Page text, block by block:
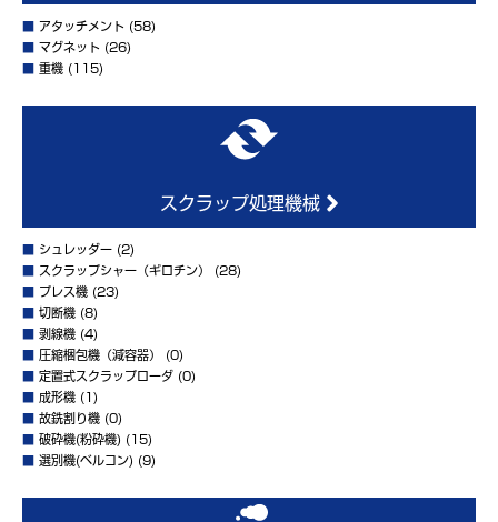
アタッチメント (58)
マグネット (26)
重機 (115)
スクラップ処理機械
シュレッダー (2)
スクラップシャー（ギロチン）
(28)
プレス機 (23)
切断機 (8)
剥線機 (4)
圧縮梱包機（減容器）
(0)
定置式スクラップローダ (0)
成形機 (1)
故銑割り機 (0)
破砕機(粉砕機) (15)
選別機(ベルコン) (9)